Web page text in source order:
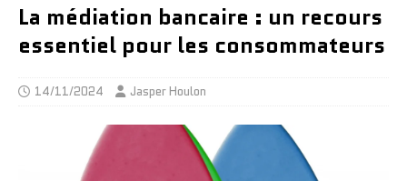
La médiation bancaire : un recours
essentiel pour les consommateurs
14/11/2024 Jasper Houlon